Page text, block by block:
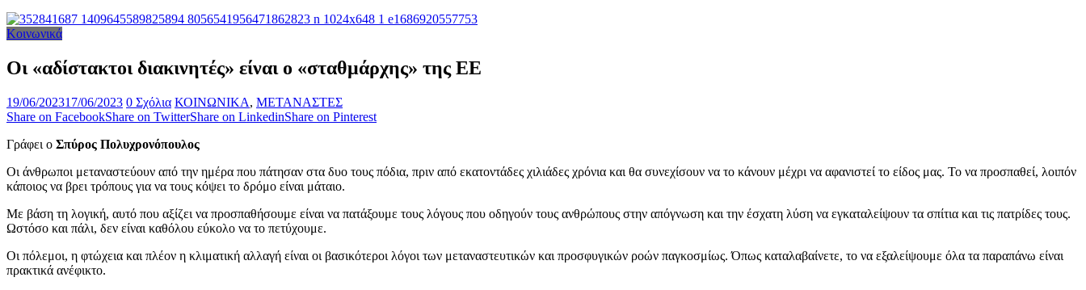
Κοινωνικά
Οι «αδίστακτοι διακινητές» είναι ο «σταθμάρχης» της ΕΕ
19/06/202317/06/2023 0 Σχόλια ΚΟΙΝΩΝΙΚΑ, ΜΕΤΑΝΑΣΤΕΣ
Share on FacebookShare on TwitterShare on LinkedinShare on Pinterest
Γράφει ο Σπύρος Πολυχρονόπουλος
Οι άνθρωποι μεταναστεύουν από την ημέρα που πάτησαν στα δυο τους πόδια, πριν από εκατοντάδες χιλιάδες χρόνια και θα συνεχίσουν να το κάνουν μέχρι να αφανιστεί το είδος μας. Το να προσπαθεί, λοιπόν
κάποιος να βρει τρόπους για να τους κόψει το δρόμο είναι μάταιο.
Με βάση τη λογική, αυτό που αξίζει να προσπαθήσουμε είναι να πατάξουμε τους λόγους που οδηγούν τους ανθρώπους στην απόγνωση και την έσχατη λύση να εγκαταλείψουν τα σπίτια και τις πατρίδες τους.
Ωστόσο και πάλι, δεν είναι καθόλου εύκολο να το πετύχουμε.
Οι πόλεμοι, η φτώχεια και πλέον η κλιματική αλλαγή είναι οι βασικότεροι λόγοι των μεταναστευτικών και προσφυγικών ροών παγκοσμίως. Όπως καταλαβαίνετε, το να εξαλείψουμε όλα τα παραπάνω είναι
πρακτικά ανέφικτο.